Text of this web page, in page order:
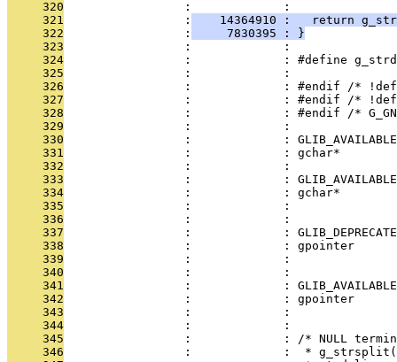
     320
                 :             :
     321
                 :
14364910 :   return
     322
                 :
     7830395 : }
     323
                 :             :
     324
:             : #define
     325
                 :             :
     326
:             : #endif /*
     327
:             : #endif /*
     328
:             : #endif /*
     329
                 :             :
     330
:             :
     331
:             : gchar*
     332
                 :             :
     333
:             :
     334
:             : gchar*
     335
:             :
     336
                 :             :
     337
:             :
     338
:             : gpointer
     339
:             :
     340
                 :             :
     341
:             :
     342
:             : gpointer
     343
:             :
     344
                 :             :
     345
:             : /* NULL
     346
:             :  *